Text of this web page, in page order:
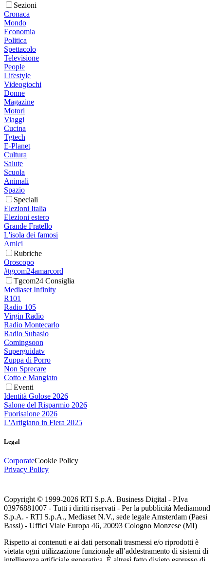
Sezioni
Cronaca
Mondo
Economia
Politica
Spettacolo
Televisione
People
Lifestyle
Videogiochi
Donne
Magazine
Motori
Viaggi
Cucina
Tgtech
E-Planet
Cultura
Salute
Scuola
Animali
Spazio
Speciali
Elezioni Italia
Elezioni estero
Grande Fratello
L'isola dei famosi
Amici
Rubriche
Oroscopo
#tgcom24amarcord
Tgcom24 Consiglia
Mediaset Infinity
R101
Radio 105
Virgin Radio
Radio Montecarlo
Radio Subasio
Comingsoon
Superguidatv
Zuppa di Porro
Non Sprecare
Cotto e Mangiato
Eventi
Identità Golose 2026
Salone del Risparmio 2026
Fuorisalone 2026
L'Artigiano in Fiera 2025
Legal
CorporateCookie Policy
Privacy Policy
Copyright © 1999-2026 RTI S.p.A. Business Digital - P.Iva
03976881007 - Tutti i diritti riservati - Per la pubblicità Mediamond
S.p.A. - RTI S.p.A., Mediaset N.V., sede legale Amsterdam (Paesi
Bassi) - Uffici Viale Europa 46, 20093 Cologno Monzese (MI)
Rispetto ai contenuti e ai dati personali trasmessi e/o riprodotti è
vietata ogni utilizzazione funzionale all’addestramento di sistemi di